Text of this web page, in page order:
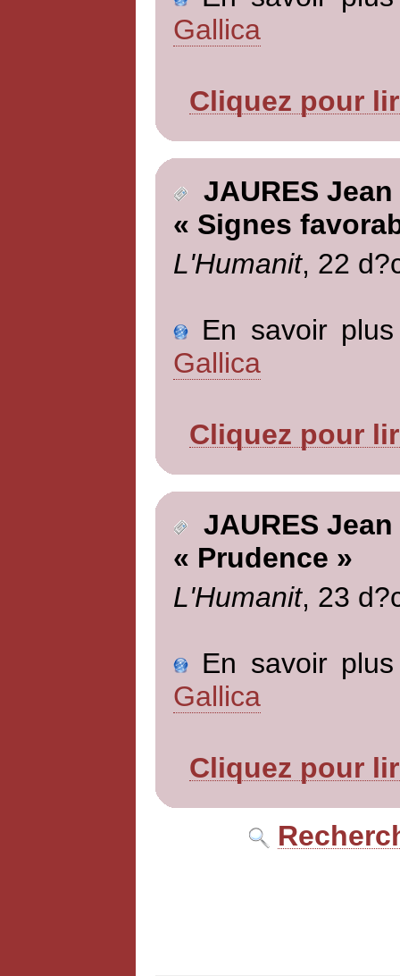
Gallica
Cliquez pour
JAURES Jean
« Signes
L'Humanit, 22
En savoir
Gallica
Cliquez pour
JAURES Jean
« Prudence »
L'Humanit, 23
En savoir
Gallica
Cliquez pour